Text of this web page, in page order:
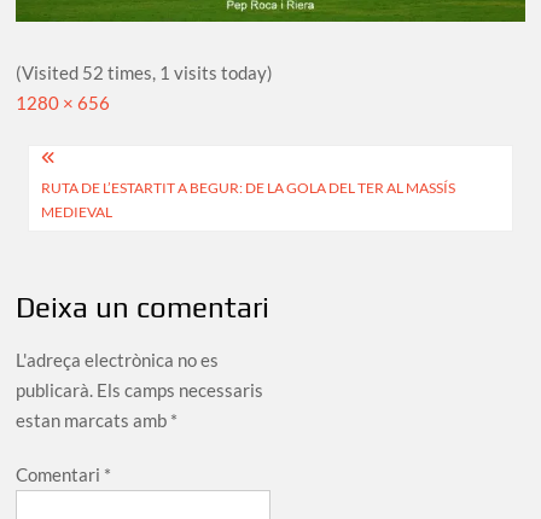
(Visited 52 times, 1 visits today)
Full
1280 × 656
Navegació
d'entrades
RUTA DE L’ESTARTIT A BEGUR: DE LA GOLA DEL TER AL MASSÍS
MEDIEVAL
Deixa un comentari
L'adreça electrònica no es
publicarà. Els camps necessaris
estan marcats amb *
Comentari *